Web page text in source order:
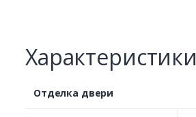
Характеристики
Отделка двери